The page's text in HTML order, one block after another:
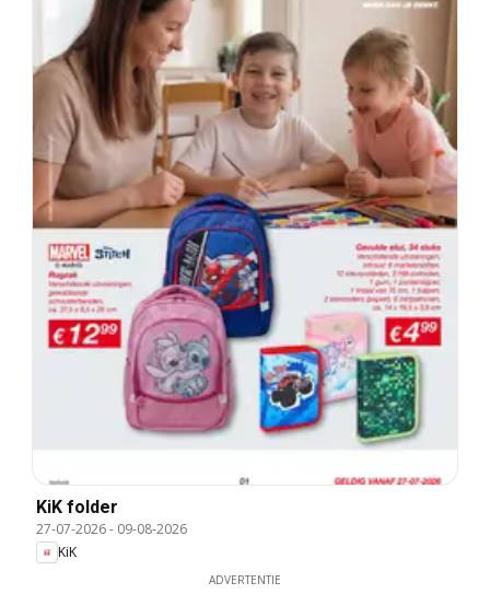
KiK folder
27-07-2026- 09-08-2026
KiK
ADVERTENTIE